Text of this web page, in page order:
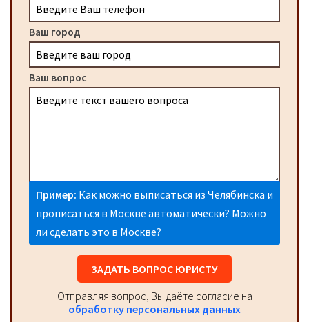
Ваш город
Ваш вопрос
Пример: Как можно выписаться из Челябинска и
прописаться в Москве автоматически? Можно
ли сделать это в Москве?
ЗАДАТЬ ВОПРОС ЮРИСТУ
Отправляя вопрос, Вы даёте согласие на
обработку персональных данных